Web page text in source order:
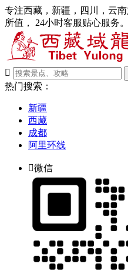
专注西藏，新疆，四川，云
所值， 24小时客服贴心服务。

热门搜索：
新疆
西藏
成都
阿里环线
微信